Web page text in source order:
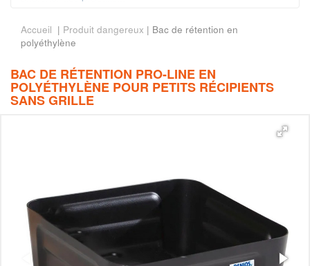
Accueil | Produit dangereux | Bac de rétention en
polyéthylène
BAC DE RÉTENTION PRO-LINE EN
POLYÉTHYLÈNE POUR PETITS RÉCIPIENTS
SANS GRILLE